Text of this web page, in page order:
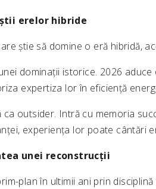
erelor hibride
știe să domine o eră hibridă,
dominații istorice. 2026
expertiza lor în eficiență
ca outsider. Intră cu memoria
experiența lor poate cântări
unei reconstrucții
plan în ultimii ani prin